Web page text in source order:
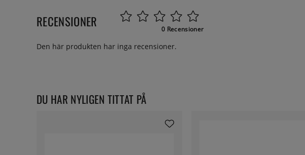
RECENSIONER 0 Recensioner
Den här produkten har inga recensioner.
DU HAR NYLIGEN TITTAT PÅ